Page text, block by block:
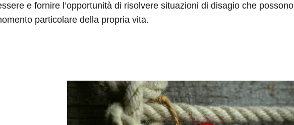
e fornire l’opportunità di risolvere situazioni di disagio che possono
particolare della propria vita.